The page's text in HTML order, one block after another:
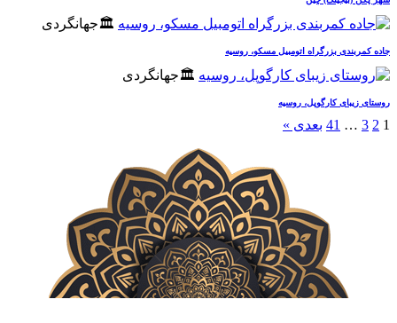
🏛️جهانگردی
جاده کمربندی بزرگراه اتومبیل مسکو، روسیه
🏛️جهانگردی
روستای زیبای کارگوپل، روسیه
1
2
3
…
41 بعدی »